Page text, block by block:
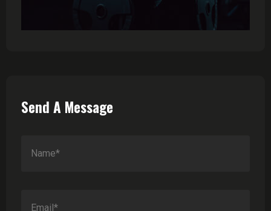
Send A Message